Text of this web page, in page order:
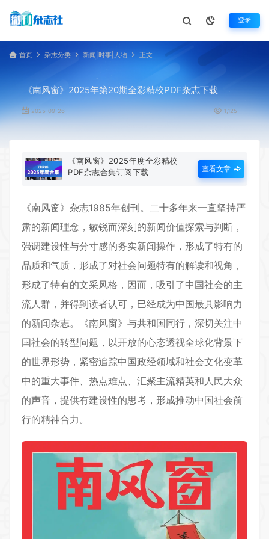
登录
首页 杂志分类 新闻|时事|人物 正文
《南风窗》2025年第20期全彩精校PDF杂志下载
2025-09-26 1,125
《南风窗》2025年度全彩精校
PDF杂志合集订阅下载
查看文章
《南风窗》杂志1985年创刊。二十多年来一直坚持严
肃的新闻理念，敏锐而深刻的新闻价值探索与判断，
强调建设性与分寸感的务实新闻操作，形成了特有的
品质和气质，形成了对社会问题特有的解读和视角，
形成了特有的文采风格，因而，吸引了中国社会的主
流人群，并得到读者认可，巳经成为中国最具影响力
的新闻杂志。《南风窗》与共和国同行，深切关注中
国社会的转型问题，以开放的心态透视全球化背景下
的世界形势，紧密追踪中国政经领域和社会文化变革
中的重大事件、热点难点、汇聚主流精英和人民大众
的声音，提供有建设性的思考，形成推动中国社会前
行的精神合力。